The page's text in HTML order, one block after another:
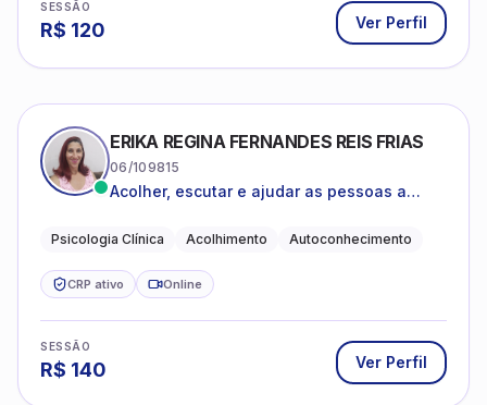
SESSÃO
R$ 120 Ver Perfil
ERIKA REGINA FERNANDES REIS FRIAS
06/109815
Acolher, escutar e ajudar as pessoas a
Psicologia Clínica Acolhimento Autoconhecimento
CRP ativo Online
SESSÃO
R$ 140 Ver Perfil